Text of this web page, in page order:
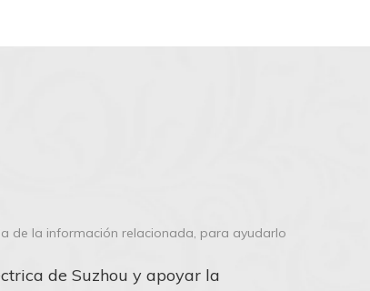
de la información relacionada, para ayudarlo
de Suzhou y apoyar la